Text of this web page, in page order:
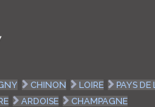
CHINON LOIRE
PAYS DE
ARDOISE
CHAMPAGNE